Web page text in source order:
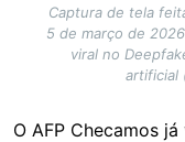
Captura de tela
5 de março de
viral no
artificial
O AFP Checamos